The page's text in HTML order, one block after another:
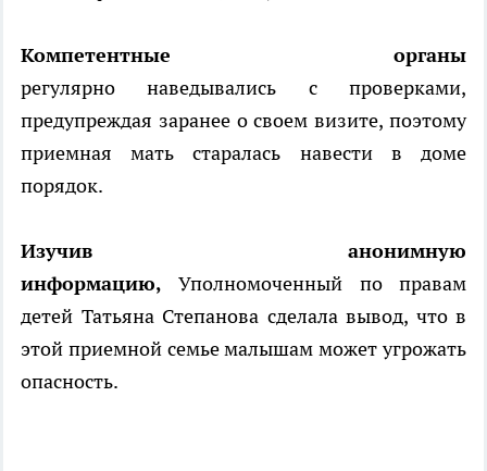
Компетентные органы
регулярно наведывались с проверками,
предупреждая заранее о своем визите, поэтому
приемная мать старалась навести в доме
порядок.
Изучив анонимную
информацию, Уполномоченный по правам
детей Татьяна Степанова сделала вывод, что в
этой приемной семье малышам может угрожать
опасность.